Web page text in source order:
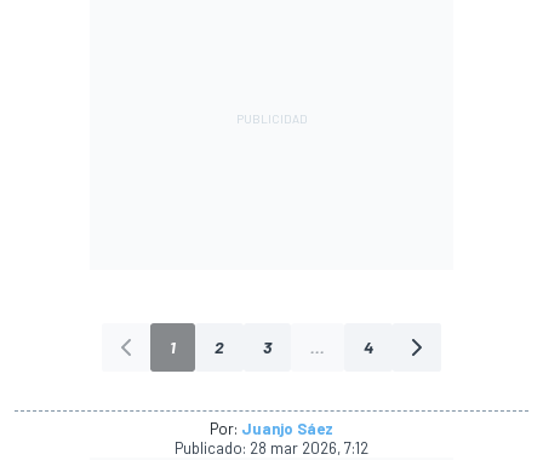
1 2 3 ... 4
Por: Juanjo Sáez
Publicado: 28 mar 2026, 7:12